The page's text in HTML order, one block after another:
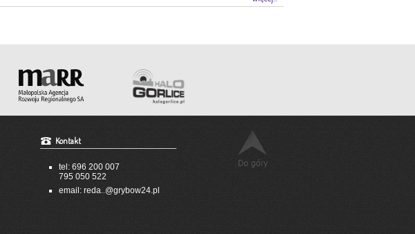
Kontakt
tel: 696 200 007
795 050 522
email: reda...@grybow24.pl